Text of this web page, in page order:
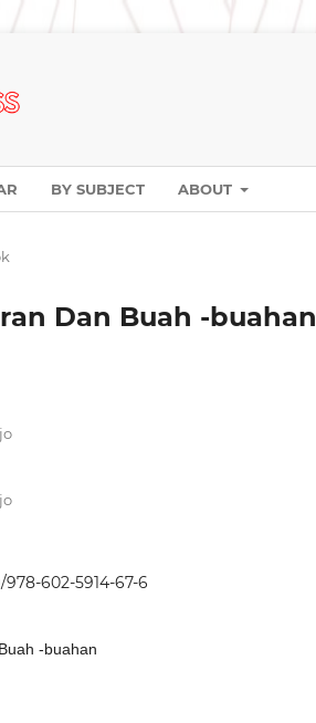
BY SUBJECT ABOUT
Dan Buah -buahan
602-5914-67-6
-buahan